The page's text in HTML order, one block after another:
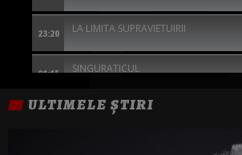
23:20 LA LIMITA SUPRAVIETUIRII
01:15 SINGURATICUL
02:45 THE SILENT HOUR: MARTOR FARA GLAS
ULTIMELE ȘTIRI